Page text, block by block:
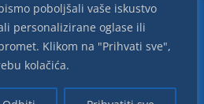
poboljšali vaše iskustvo
personalizirane oglase ili
Klikom na "Prihvati sve",
kolačića.